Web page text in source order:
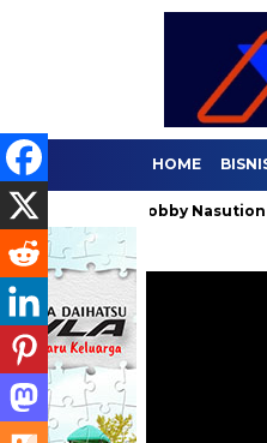
HOME
Bobby Nasution terhadap